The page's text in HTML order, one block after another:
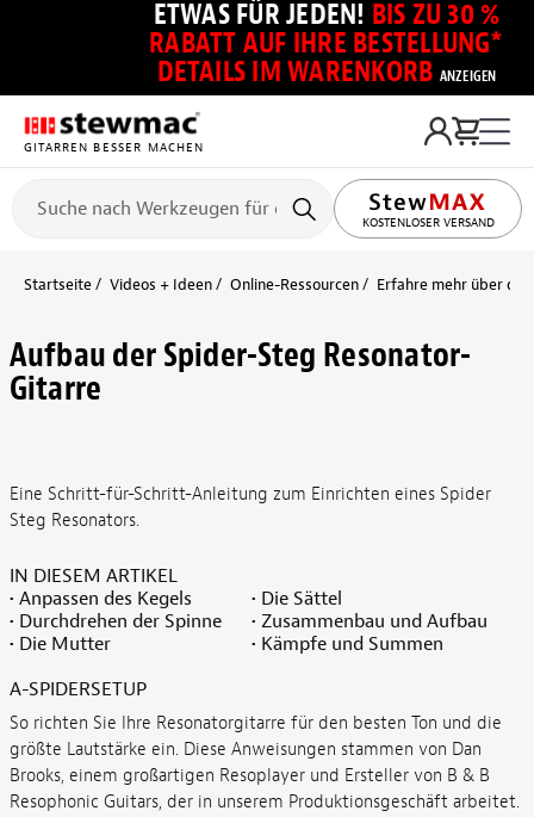
ETWAS FÜR JEDEN! BIS ZU 30 %
RABATT AUF IHRE BESTELLUNG*
DETAILS IM WARENKORB ANZEIGEN
GITARREN BESSER MACHEN
KOSTENLOSER VERSAND
Startseite Videos + Ideen Online-Ressourcen Erfahre mehr über
Aufbau der Spider-Steg Resonator-
Gitarre
Eine Schritt-für-Schritt-Anleitung zum Einrichten eines Spider
Steg Resonators.
IN DIESEM ARTIKEL
• Anpassen des Kegels
• Durchdrehen der Spinne
• Die Mutter
• Die Sättel
• Zusammenbau und Aufbau
• Kämpfe und Summen
A-SPIDERSETUP
So richten Sie Ihre Resonatorgitarre für den besten Ton und die
größte Lautstärke ein. Diese Anweisungen stammen von Dan
Brooks, einem großartigen Resoplayer und Ersteller von B & B
Resophonic Guitars, der in unserem Produktionsgeschäft arbeitet.